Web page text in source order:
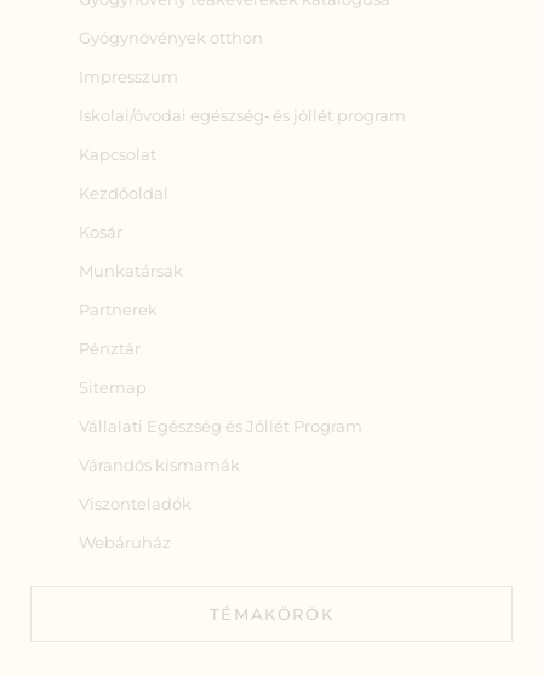
Gyógynövények otthon
Impresszum
Iskolai/óvodai egészség‑ és jóllét program
Kapcsolat
Kezdőoldal
Kosár
Munkatársak
Partnerek
Pénztár
Sitemap
Vállalati Egészség és Jóllét Program
Várandós kismamák
Viszonteladók
Webáruház
TÉMAKÖRÖK